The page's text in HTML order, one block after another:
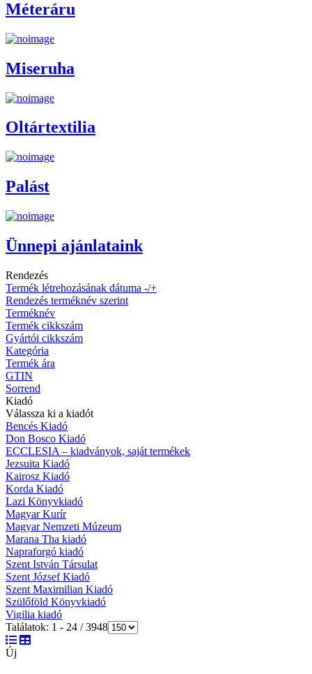
Liturgikus kellékek
Méteráru
Miseruha
Oltártextilia
Palást
Ünnepi ajánlataink
Rendezés
Termék létrehozásának dátuma -/+
Rendezés terméknév szerint
Terméknév
Termék cikkszám
Gyártói cikkszám
Kategória
Termék ára
GTIN
Sorrend
Kiadó
Válassza ki a kiadót
Bencés Kiadó
Don Bosco Kiadó
ECCLESIA – kiadványok, saját termékek
Jezsuita Kiadó
Kairosz Kiadó
Korda Kiadó
Lazi Könyvkiadó